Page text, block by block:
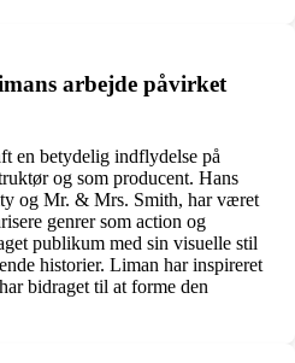
arbejde påvirket
en betydelig indflydelse på
og som producent. Hans
og Mr. & Mrs. Smith, har været
genrer som action og
publikum med sin visuelle stil
historier. Liman har inspireret
bidraget til at forme den